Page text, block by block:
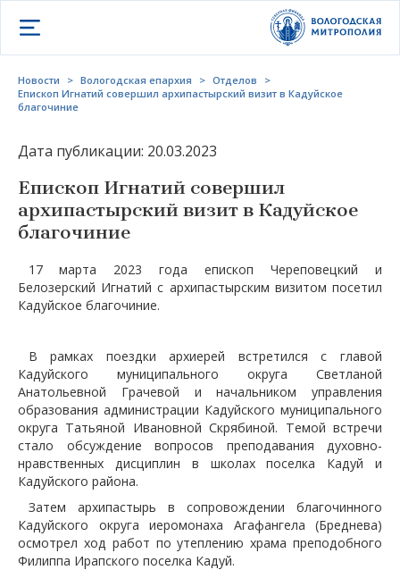
Открыть меню
Новости > Вологодская епархия > Отделов
>
Епископ Игнатий совершил архипастырский визит в Кадуйское
благочиние
Дата публикации: 20.03.2023
Епископ Игнатий совершил
архипастырский визит в Кадуйское
благочиние
17 марта 2023 года епископ Череповецкий и
Белозерский Игнатий с архипастырским визитом посетил
Кадуйское благочиние.
В рамках поездки архиерей встретился с главой
Кадуйского муниципального округа Светланой
Анатольевной Грачевой и начальником управления
образования администрации Кадуйского муниципального
округа Татьяной Ивановной Скрябиной. Темой встречи
стало обсуждение вопросов преподавания духовно-
нравственных дисциплин в школах поселка Кадуй и
Кадуйского района.
Затем архипастырь в сопровождении благочинного
Кадуйского округа иеромонаха Агафангела (Бреднева)
осмотрел ход работ по утеплению храма преподобного
Филиппа Ирапского поселка Кадуй.